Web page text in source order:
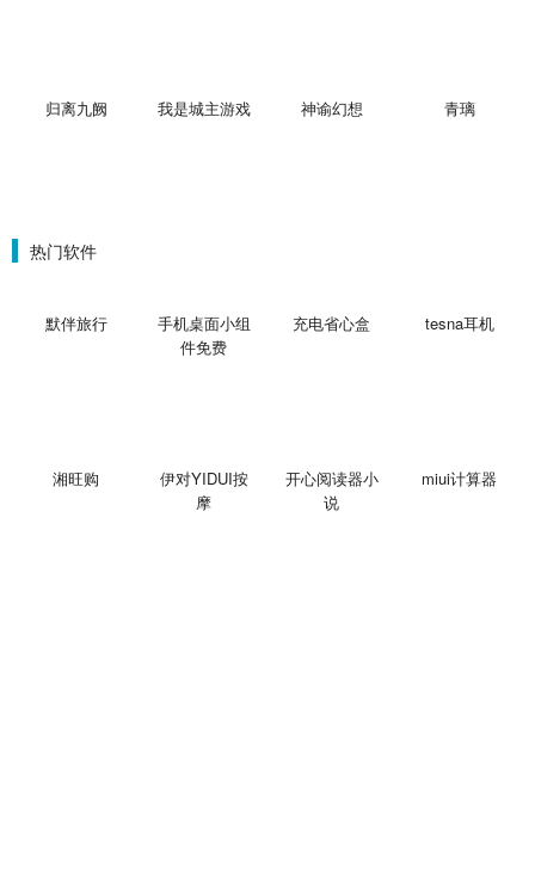
归离九阙 我是城主游戏 神谕幻想 青璃
热门软件
默伴旅行
手机桌面小组
件免费
充电省心盒 tesna耳机
湘旺购
伊对YIDUI按
摩
开心阅读器小
说
miui计算器